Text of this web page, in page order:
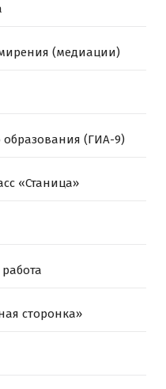
(медиации)
(ГИА-9)
«Станица»
сторонка»